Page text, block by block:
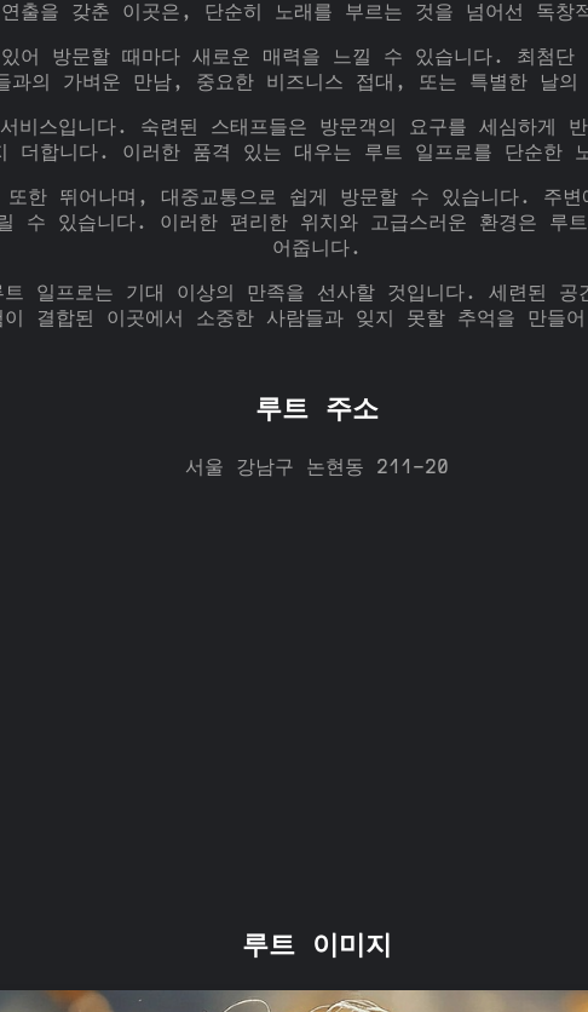
출을 갖춘 이곳은, 단순히 노래를 부르는 것을 넘어선 독창
어 방문할 때마다 새로운 매력을 느낄 수 있습니다. 최첨단
과의 가벼운 만남, 중요한 비즈니스 접대, 또는 특별한 날
스입니다. 숙련된 스태프들은 방문객의 요구를 세심하게
더합니다. 이러한 품격 있는 대우는 루트 일프로를 단순한
또한 뛰어나며, 대중교통으로 쉽게 방문할 수 있습니다. 주
수 있습니다. 이러한 편리한 위치와 고급스러운 환경은 루
어줍니다.
일프로는 기대 이상의 만족을 선사할 것입니다. 세련된
이 결합된 이곳에서 소중한 사람들과 잊지 못할 추억을 만들
루트 주소
서울 강남구 논현동 211-20
루트 이미지